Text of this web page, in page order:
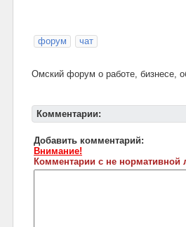
форум чат
Омский форум о работе, бизнесе,
Комментарии:
Добавить комментарий:
Внимание!
Комментарии с не